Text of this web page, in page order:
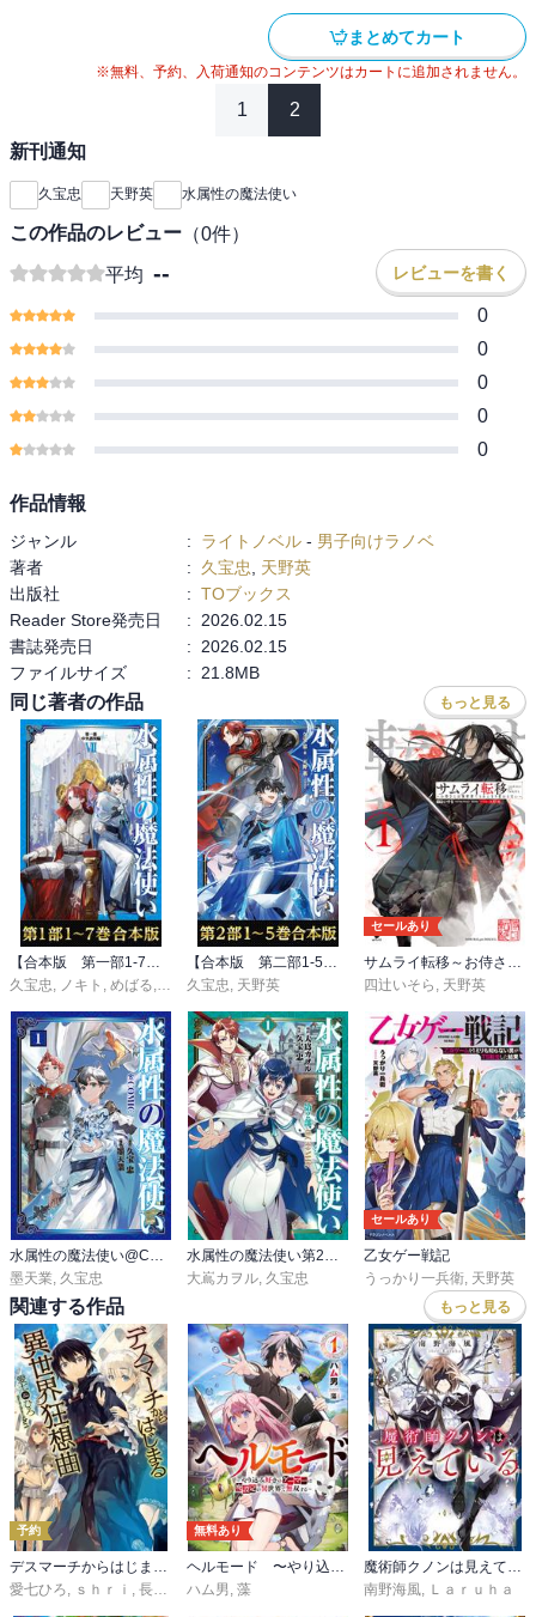
まとめてカート
※無料、予約、入荷通知のコンテンツはカートに追加されません。
1 2
新刊通知
久宝忠 天野英 水属性の魔法使い
この作品のレビュー （0件）
平均 -- レビューを書く
0
0
0
0
0
作品情報
ジャンル : ライトノベル - 男子向けラノベ
著者
: 久宝忠
天野英
出版社
: TOブックス
Reader Store発売日
:
2026.02.15
書誌発売日
:
2026.02.15
ファイルサイズ
: 21.8MB
同じ著者の作品 もっと見る
【合本版 第一部1-7巻】水属性の魔法使い
久宝忠, ノキト , めばる, 天野英
【合本版 第二部1-5巻】水属性の魔法使い
久宝忠, 天野英
セールあり
サムライ転移～お侍さんは異世界でもあんまり変わらない～
四辻いそら , 天野英
墨天業 久宝忠
大嶌カヲル 久宝忠
セールあり
乙女ゲー戦記
うっかり一兵衛 天野英
関連する作品 もっと見る
予約
デスマーチからはじまる異世界狂想曲
愛七ひろ, ｓｈｒｉ , 長浜めぐみ
無料あり
ヘルモード 〜やり込み好きのゲーマーは廃設定の異世界で無双する〜
ハム男, 藻
魔術師クノンは見えている
南野海風, Ｌａｒｕｈａ